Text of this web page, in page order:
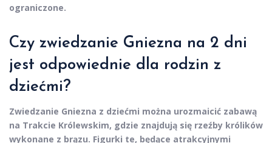
ograniczone.
Czy zwiedzanie Gniezna na 2 dni
jest odpowiednie dla rodzin z
dziećmi?
Zwiedzanie Gniezna z dziećmi można urozmaicić zabawą
na Trakcie Królewskim, gdzie znajdują się rzeźby królików
wykonane z brązu. Figurki te, będące atrakcyjnymi